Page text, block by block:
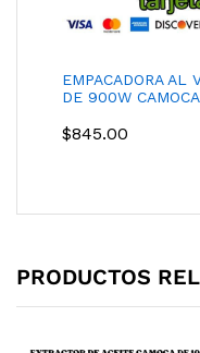
EMPACADORA AL
DE 900W CAMOCA
$845.00
PRODUCTOS